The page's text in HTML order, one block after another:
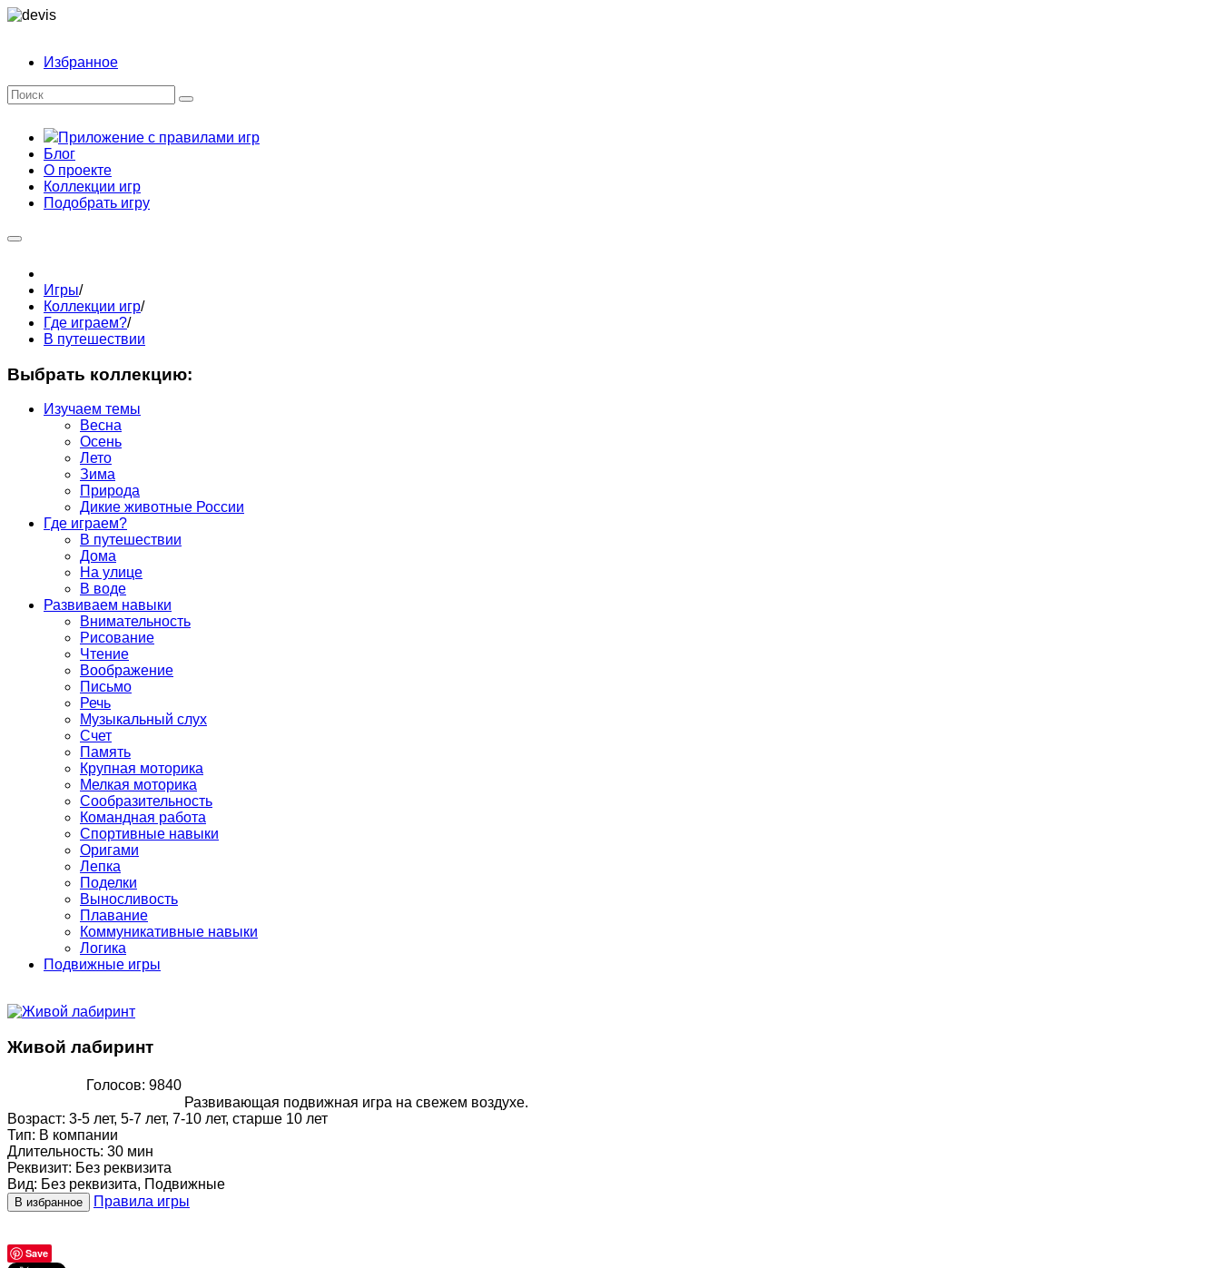
Избранное
Приложение с правилами игр
Блог
О проекте
Коллекции игр
Подобрать игру
Игры/
Коллекции игр/
Где играем?/
В путешествии
Выбрать коллекцию:
Изучаем темы
Весна
Осень
Лето
Зима
Природа
Дикие животные России
Где играем?
В путешествии
Дома
На улице
В воде
Развиваем навыки
Внимательность
Рисование
Чтение
Воображение
Письмо
Речь
Музыкальный слух
Счет
Память
Крупная моторика
Мелкая моторика
Сообразительность
Командная работа
Спортивные навыки
Оригами
Лепка
Поделки
Выносливость
Плавание
Коммуникативные навыки
Логика
Подвижные игры
Живой лабиринт
Голосов: 9840
Развивающая подвижная игра на свежем воздухе.
Возраст: 3-5 лет, 5-7 лет, 7-10 лет, старше 10 лет
Тип: В компании
Длительность: 30 мин
Реквизит: Без реквизита
Вид: Без реквизита, Подвижные
В избранное Правила игры
Save